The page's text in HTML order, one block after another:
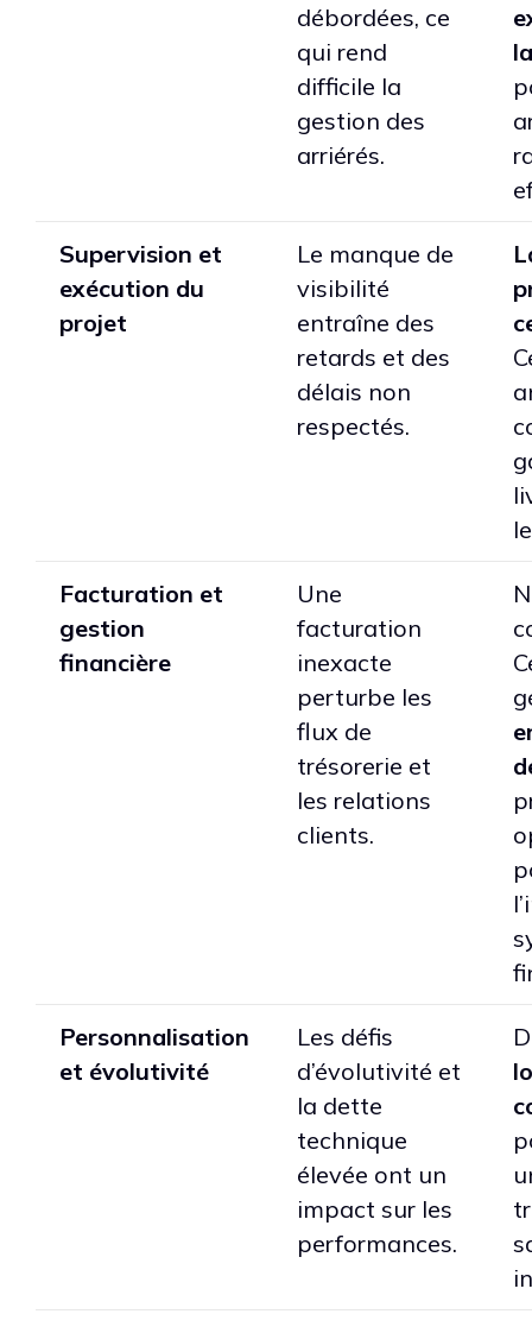
débordées, ce
qui rend
difficile la
gestion des
arriérés.
Supervision et
exécution du
projet
Le manque de
visibilité
entraîne des
retards et des
délais non
respectés.
Facturation et
gestion
financière
Une
facturation
inexacte
perturbe les
flux de
trésorerie et
les relations
clients.
Personnalisation
et évolutivité
Les défis
d’évolutivité et
la dette
technique
élevée ont un
impact sur les
performances.